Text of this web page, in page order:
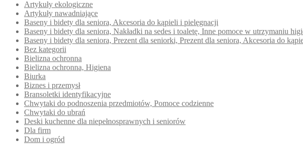
Artykuły ekologiczne
Artykuły nawadniające
Baseny i bidety dla seniora, Akcesoria do kąpieli i pielęgnacji
Baseny i bidety dla seniora, Nakładki na sedes i toaletę, Inne pomoce w utrzymaniu
Baseny i bidety dla seniora, Prezent dla seniorki, Prezent dla seniora, Akcesoria do
Bez kategorii
Bielizna ochronna
Bielizna ochronna, Higiena
Biurka
Biznes i przemysł
Bransoletki identyfikacyjne
Chwytaki do podnoszenia przedmiotów, Pomoce codzienne
Chwytaki do ubrań
Deski kuchenne dla niepełnosprawnych i seniorów
Dla firm
Dom i ogród